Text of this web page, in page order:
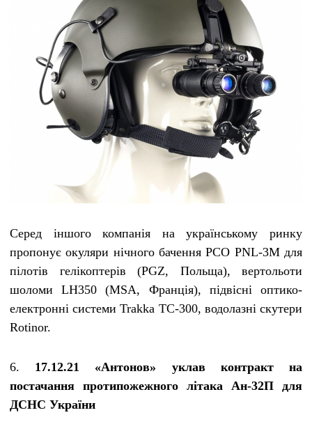
Серед іншого компанія на українському ринку
пропонує окуляри нічного бачення PCO PNL-3M для
пілотів гелікоптерів (PGZ, Польща), вертольоти
шоломи LH350 (MSA, Франція), підвісні оптико-
електронні системи Trakka TC-300, водолазні скутери
Rotinor.
6. 17.12.21 «Антонов» уклав контракт на
постачання протипожежного літака Ан-32П для
ДСНС України